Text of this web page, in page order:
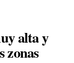
alta y
zonas